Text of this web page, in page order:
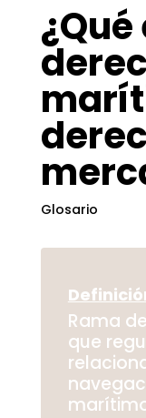
¿Qué
Glosario
Rama
que